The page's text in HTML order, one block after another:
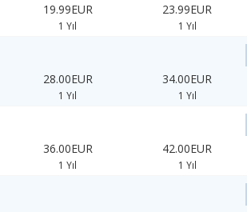
19.99EUR
1 Yıl
23.99EUR
1 Yıl
28.00EUR
1 Yıl
34.00EUR
1 Yıl
36.00EUR
1 Yıl
42.00EUR
1 Yıl